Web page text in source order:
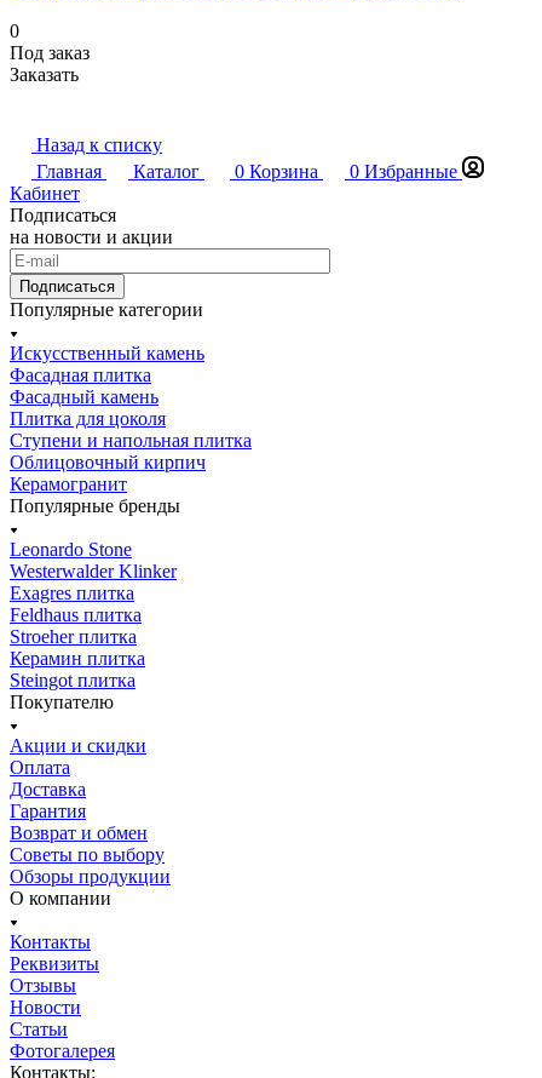
0
Под заказ
Заказать
Назад к списку
Главная
Каталог 0 Корзина 0 Избранные
Кабинет
Подписаться
на новости и акции
Подписаться
Популярные категории
Искусственный камень
Фасадная плитка
Фасадный камень
Плитка для цоколя
Ступени и напольная плитка
Облицовочный кирпич
Керамогранит
Популярные бренды
Leonardo Stone
Westerwalder Klinker
Exagres плитка
Feldhaus плитка
Stroeher плитка
Керамин плитка
Steingot плитка
Покупателю
Акции и скидки
Оплата
Доставка
Гарантия
Возврат и обмен
Советы по выбору
Обзоры продукции
О компании
Контакты
Реквизиты
Отзывы
Новости
Статьи
Фотогалерея
Контакты: